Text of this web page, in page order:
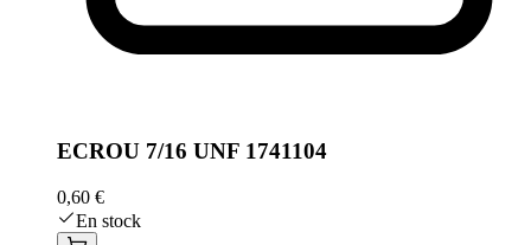
ECROU 7/16 UNF 1741104
0,60 €
En stock